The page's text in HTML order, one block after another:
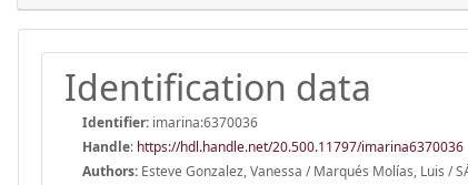
Identification data
Identifier: imarina:6370036
Handle: https://hdl.handle.net/20.500.11797/imarina6370036
Authors: Esteve Gonzalez, Vanessa / Marqués Molías, Luis /